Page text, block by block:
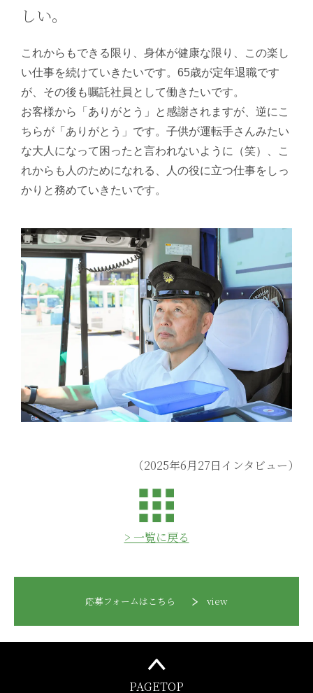
しい。
これからもできる限り、身体が健康な限り、この楽し
い仕事を続けていきたいです。65歳が定年退職です
が、その後も嘱託社員として働きたいです。
お客様から「ありがとう」と感謝されますが、逆にこ
ちらが「ありがとう」です。子供が運転手さんみたい
な大人になって困ったと言われないように（笑）、こ
れからも人のためになれる、人の役に立つ仕事をしっ
かりと務めていきたいです。
（2025年6月27日インタビュー）
> 一覧に戻る
応募フォームはこちら view
PAGETOP